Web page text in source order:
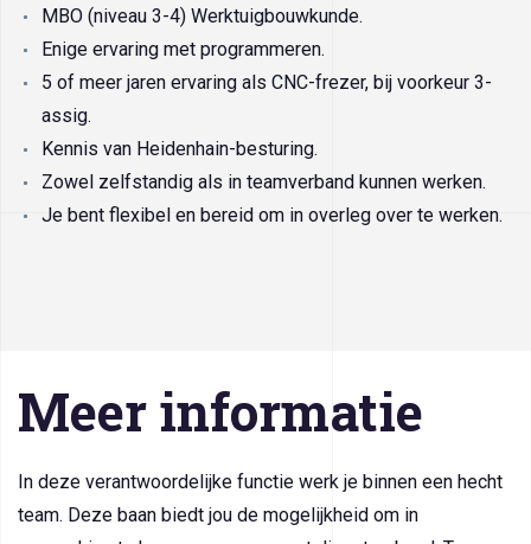
MBO (niveau 3-4) Werktuigbouwkunde.
Enige ervaring met programmeren.
5 of meer jaren ervaring als CNC-frezer, bij voorkeur 3-
assig.
Kennis van Heidenhain-besturing.
Zowel zelfstandig als in teamverband kunnen werken.
Je bent flexibel en bereid om in overleg over te werken.
Meer informatie
In deze verantwoordelijke functie werk je binnen een hecht
team. Deze baan biedt jou de mogelijkheid om in